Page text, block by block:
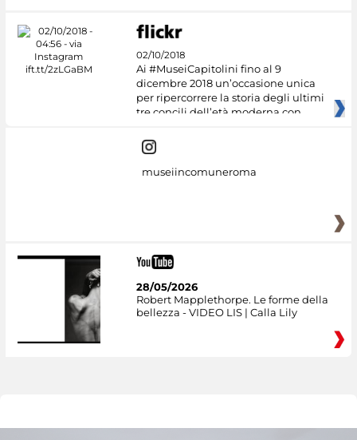
02/10/2018
Ai #MuseiCapitolini fino al 9
dicembre 2018 un’occasione unica
per ripercorrere la storia degli ultimi
tre concili dell’età moderna con
museiincomuneroma
28/05/2026
Robert Mapplethorpe. Le forme della
bellezza - VIDEO LIS | Calla Lily